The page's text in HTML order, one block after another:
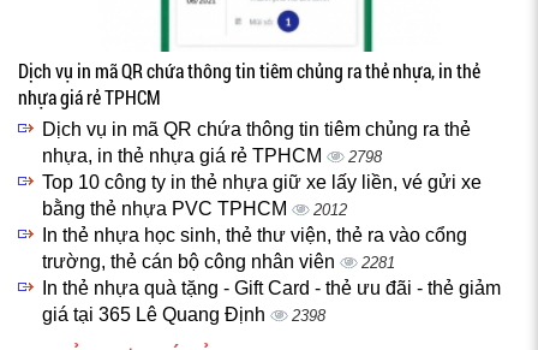
Dịch vụ in mã QR chứa thông tin tiêm chủng ra thẻ nhựa, in thẻ
nhựa giá rẻ TPHCM
Dịch vụ in mã QR chứa thông tin tiêm chủng ra thẻ
nhựa, in thẻ nhựa giá rẻ TPHCM
2798
Top 10 công ty in thẻ nhựa giữ xe lấy liền, vé gửi xe
bằng thẻ nhựa PVC TPHCM
2012
In thẻ nhựa học sinh, thẻ thư viện, thẻ ra vào cổng
trường, thẻ cán bộ công nhân viên
2281
In thẻ nhựa quà tặng - Gift Card - thẻ ưu đãi - thẻ giảm
giá tại 365 Lê Quang Định
2398